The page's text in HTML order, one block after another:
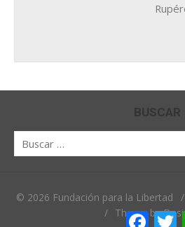
BUSCAR
© 2026 Fundación para la Libertad /
/ Theme by